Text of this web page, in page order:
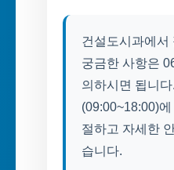
건설도시과에서
궁금한 사항은
의하시면 됩니
(09:00~18:00)
절하고 자세한
습니다.